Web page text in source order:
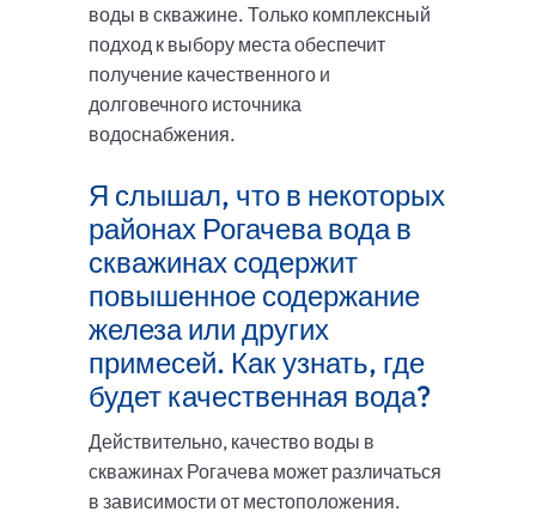
воды в скважине. Только комплексный
подход к выбору места обеспечит
получение качественного и
долговечного источника
водоснабжения.
Я слышал, что в некоторых
районах Рогачева вода в
скважинах содержит
повышенное содержание
железа или других
примесей. Как узнать, где
будет качественная вода?
Действительно, качество воды в
скважинах Рогачева может различаться
в зависимости от местоположения.